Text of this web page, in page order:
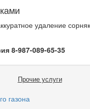
удаление
8-987-089-65-35
Прочие услуги
газона